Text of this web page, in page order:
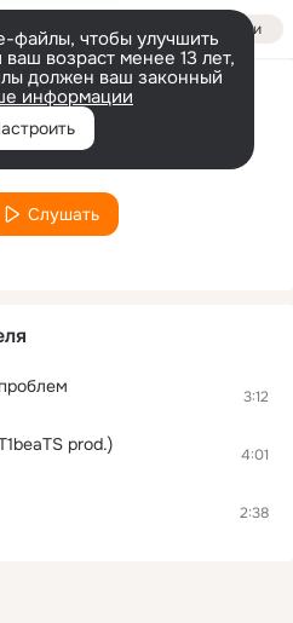
Войти
файлы, чтобы улучшить
возраст менее 13 лет,
должен ваш законный
информации
Слушать
3:12
prod.) 4:01
2:38